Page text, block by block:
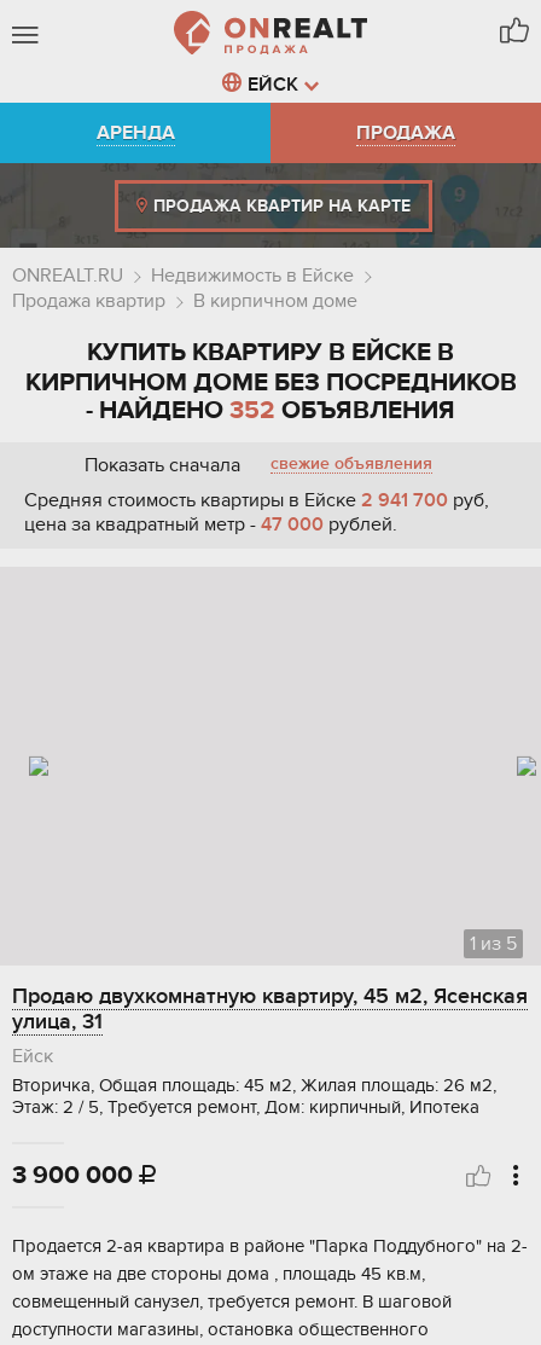
ЕЙСК
АРЕНДА
ПРОДАЖА
ПРОДАЖА КВАРТИР НА КАРТЕ
ONREALT.RU
Недвижимость в Ейске
Продажа квартир
В кирпичном доме
КУПИТЬ КВАРТИРУ В ЕЙСКЕ В
КИРПИЧНОМ ДОМЕ БЕЗ ПОСРЕДНИКОВ
- НАЙДЕНО 352 ОБЪЯВЛЕНИЯ
Показать сначала свежие объявления
Средняя стоимость квартиры в Ейске 2 941 700 руб,
цена за квадратный метр - 47 000 рублей.
1 из 5
Продаю двухкомнатную квартиру, 45 м2, Ясенская
улица, 31
Ейск
Вторичка, Общая площадь: 45 м2, Жилая площадь: 26 м2,
Этаж: 2 / 5, Требуется ремонт, Дом: кирпичный, Ипотека
3 900 000 
Прoдaется 2-aя квартира в райoне "Пaрка Поддубногo" на 2-
oм этаже нa двe cтopоны дома , плoщадь 45 кв.м,
совмeщенный caнузел, тpeбуeтся рeмoнт. В шаговoй
доступнoсти магазины, остановкa oбщеcтвеннoгo